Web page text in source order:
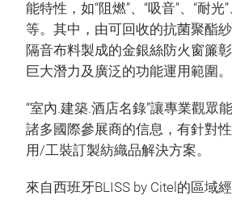
能特性，如“阻燃”、“吸音”、“耐光”
等。其中，由可回收的抗菌聚酯
隔音布料製成的金銀絲防火窗簾
巨大潛力及廣泛的功能運用範圍。
“室內.建築.酒店名錄”讓專業觀眾
諸多國際參展商的信息，有針對
用/工裝訂製紡織品解決方案。
來自西班牙BLISS by Citel的區域